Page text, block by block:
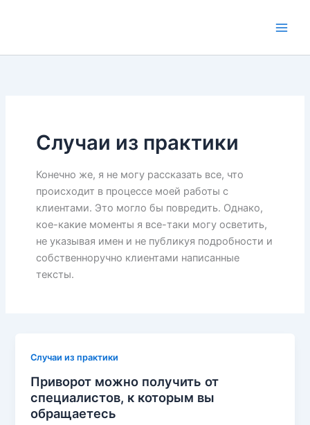
Случаи из практики
Конечно же, я не могу рассказать все, что
происходит в процессе моей работы с
клиентами. Это могло бы повредить. Однако,
кое-какие моменты я все-таки могу осветить,
не указывая имен и не публикуя подробности и
собственноручно клиентами написанные
тексты.
Случаи из практики
Приворот можно получить от
специалистов, к которым вы
обращаетесь